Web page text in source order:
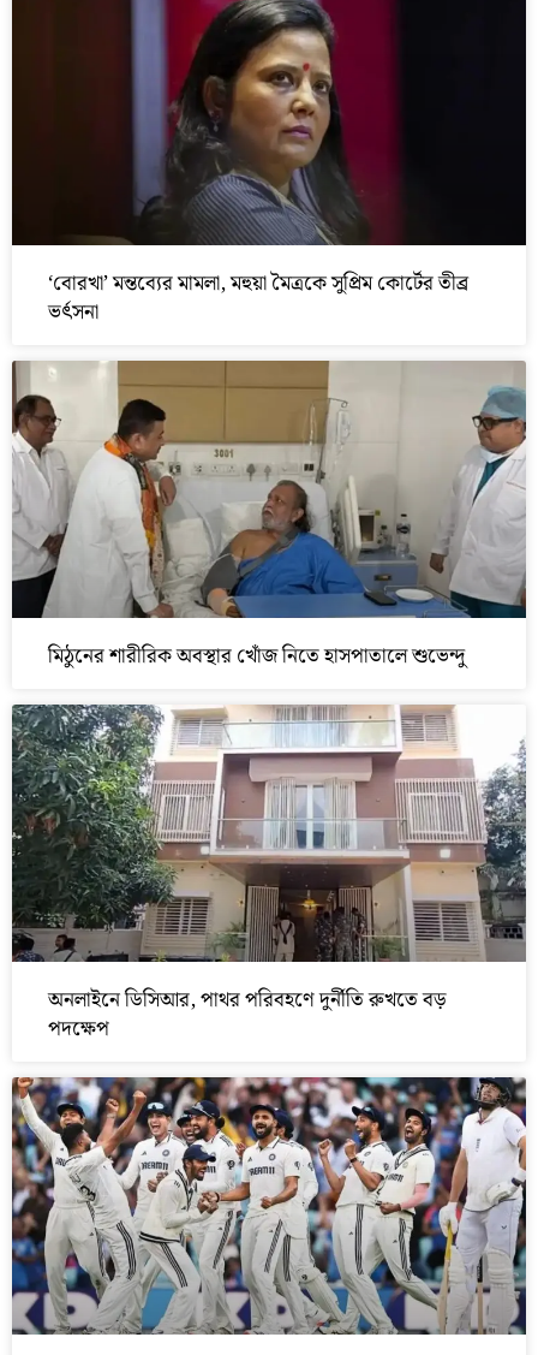
‘বোরখা’ মন্তব্যের মামলা, মহুয়া মৈত্রকে সুপ্রিম কোর্টের তীব্র
ভর্ৎসনা
মিঠুনের শারীরিক অবস্থার খোঁজ নিতে হাসপাতালে শুভেন্দু
অনলাইনে ডিসিআর, পাথর পরিবহণে দুর্নীতি রুখতে বড়
পদক্ষেপ